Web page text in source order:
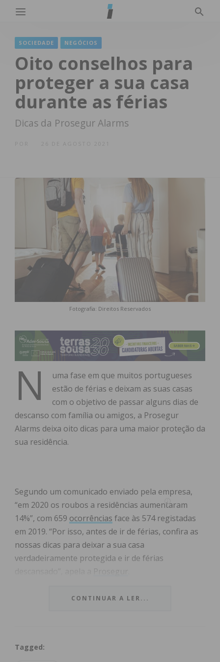
SOCIEDADE NEGÓCIOS
Oito conselhos para
proteger a sua casa
durante as férias
Dicas da Prosegur Alarms
26 DE AGOSTO 2021
Fotografia: Direitos Reservados
N
uma fase em que muitos portugueses
estão de férias e deixam as suas casas
com o objetivo de passar alguns dias de
descanso com família ou amigos, a Prosegur
Alarms deixa oito dicas para uma maior proteção da
sua residência.
Segundo um comunicado enviado pela empresa,
“em 2020 os roubos a residências aumentaram
14%”, com 659 ocorrências face às 574 registadas
em 2019. “Por isso, antes de ir de férias, confira as
nossas dicas para deixar a sua casa
verdadeiramente protegida e ir de férias
Prosegur
CONTINUAR A LER...
Tagged: